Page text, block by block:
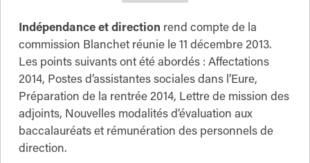
Indépendance et direction rend compte de la
commission Blanchet réunie le 11 décembre 2013.
Les points suivants ont été abordés : Affectations
2014, Postes d’assistantes sociales dans l’Eure,
Préparation de la rentrée 2014, Lettre de mission des
adjoints, Nouvelles modalités d’évaluation aux
baccalauréats et rémunération des personnels de
direction.